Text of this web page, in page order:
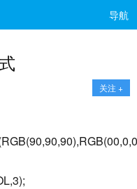
导航
关注 +